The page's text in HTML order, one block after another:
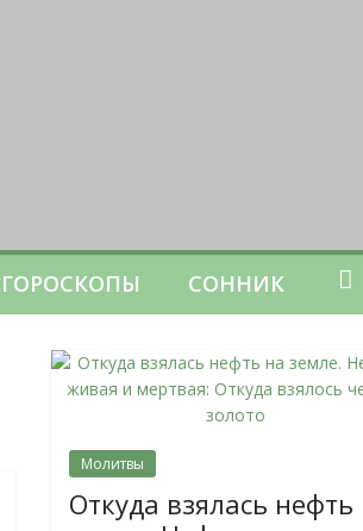
ГОРОСКОПЫ СОННИК
Молитвы
Откуда взялась нефть